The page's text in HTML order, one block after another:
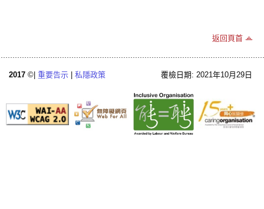
返回頁首
2017 ©| 重要告示 私隱政策 覆檢日期: 2021年10月29日